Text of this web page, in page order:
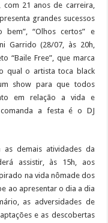
com 21 anos de carreira,
grandes sucessos
“Olhos certos” e
Garrido (28/07, às 20h,
“Baile Free”, que marca
qual o artista toca black
show para que todos
em relação a vida e
a festa é o DJ
as demais atividades da
assistir, às 15h, aos
na vida nômade dos
ao apresentar o dia a dia
as adversidades de
e as descobertas